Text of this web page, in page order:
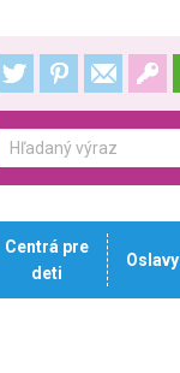
Centrá pre
deti
Oslavy